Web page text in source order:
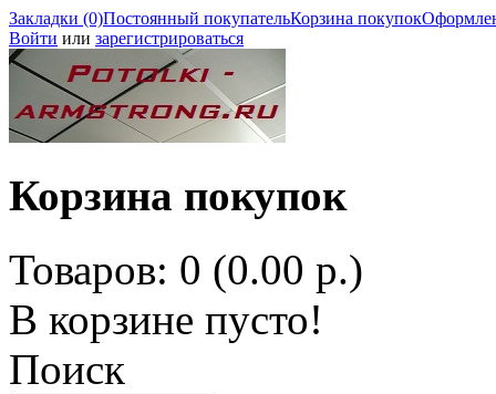
Закладки (0)Постоянный покупательКорзина покупок
Войти или зарегистрироваться
Корзина покупок
Товаров: 0 (0.00 р.)
В корзине пусто!
Поиск